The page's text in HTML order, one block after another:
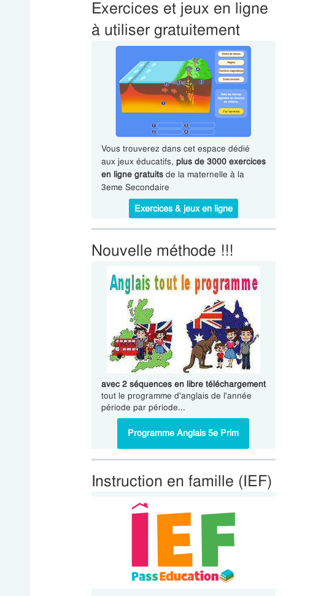
Exercices et jeux en ligne
à utiliser gratuitement
Vous trouverez dans cet espace dédié
aux jeux éducatifs, plus de 3000 exercices
en ligne gratuitsde la maternelle à la
3eme Secondaire
Exercices & jeux en ligne
Nouvelle méthode !!!
avec 2 séquences en libre téléchargement
tout le programme d'anglais de l'année
période par période...
Programme Anglais 5e Prim
Instruction en famille (IEF)